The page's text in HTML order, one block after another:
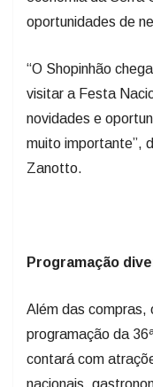
visitar a Festa
novidades e
muito importante”,
Zanotto.
programação da
contará com
nacionais,
Serra, Arena da